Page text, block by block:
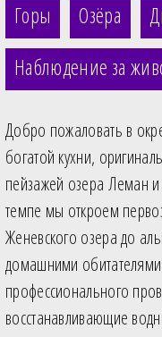
Горы Озёра
Наблюдение за
Добро пожаловать в
богатой кухни,
пейзажей озера Леман
темпе мы откроем
Женевского озера до
домашними
профессионального
восстанавливающие